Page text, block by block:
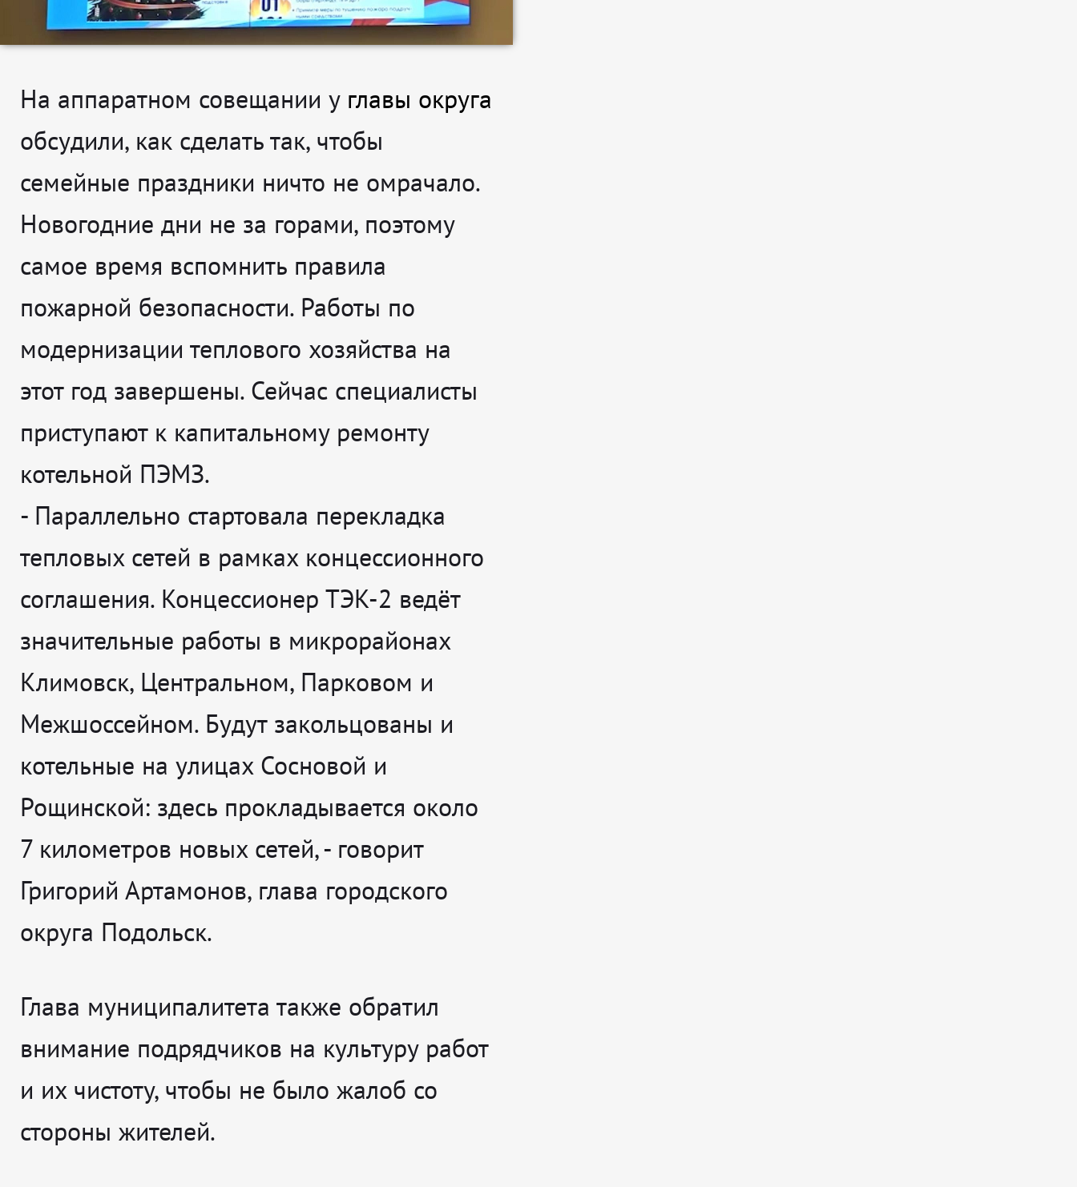
На аппаратном совещании у главы округа
обсудили, как сделать так, чтобы
семейные праздники ничто не омрачало.
Новогодние дни не за горами, поэтому
самое время вспомнить правила
пожарной безопасности. Работы по
модернизации теплового хозяйства на
этот год завершены. Сейчас специалисты
приступают к капитальному ремонту
котельной ПЭМЗ.
- Параллельно стартовала перекладка
тепловых сетей в рамках концессионного
соглашения. Концессионер ТЭК-2 ведёт
значительные работы в микрорайонах
Климовск, Центральном, Парковом и
Межшоссейном. Будут закольцованы и
котельные на улицах Сосновой и
Рощинской: здесь прокладывается около
7 километров новых сетей, - говорит
Григорий Артамонов, глава городского
округа Подольск.
Глава муниципалитета также обратил
внимание подрядчиков на культуру работ
и их чистоту, чтобы не было жалоб со
стороны жителей.